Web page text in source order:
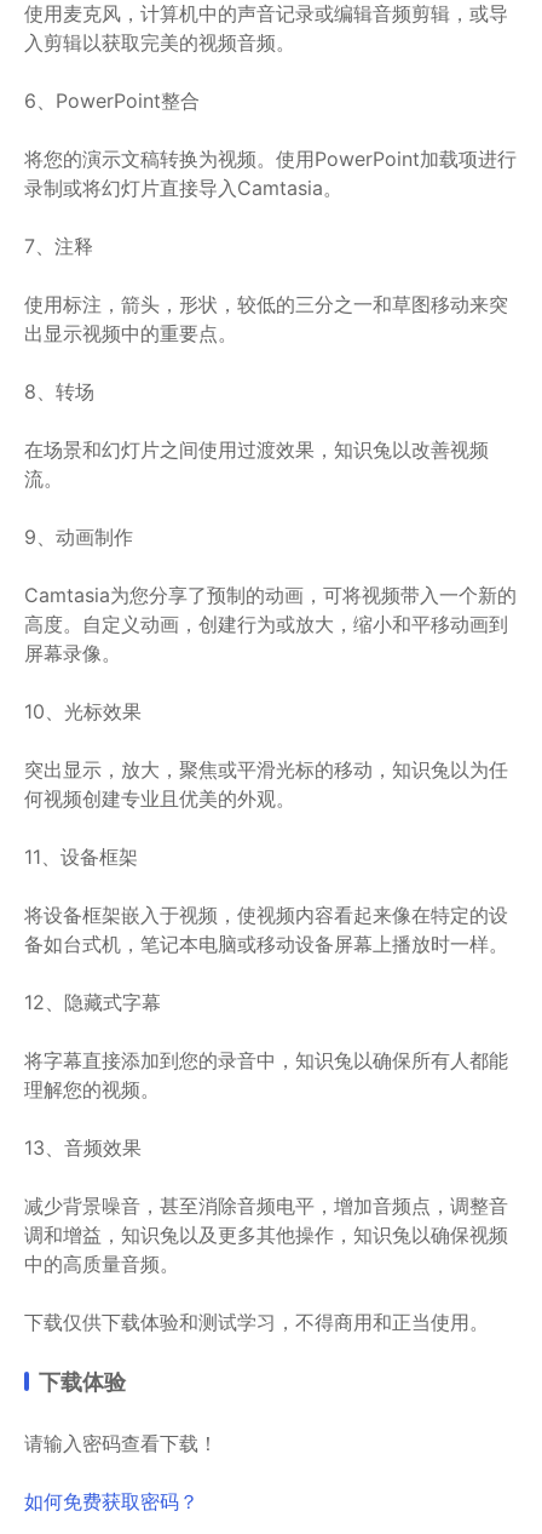
使用麦克风，计算机中的声音记录或编辑音频剪辑，或导
入剪辑以获取完美的视频音频。
6、PowerPoint整合
将您的演示文稿转换为视频。使用PowerPoint加载项进行
录制或将幻灯片直接导入Camtasia。
7、注释
使用标注，箭头，形状，较低的三分之一和草图移动来突
出显示视频中的重要点。
8、转场
在场景和幻灯片之间使用过渡效果，知识兔以改善视频
流。
9、动画制作
Camtasia为您分享了预制的动画，可将视频带入一个新的
高度。自定义动画，创建行为或放大，缩小和平移动画到
屏幕录像。
10、光标效果
突出显示，放大，聚焦或平滑光标的移动，知识兔以为任
何视频创建专业且优美的外观。
11、设备框架
将设备框架嵌入于视频，使视频内容看起来像在特定的设
备如台式机，笔记本电脑或移动设备屏幕上播放时一样。
12、隐藏式字幕
将字幕直接添加到您的录音中，知识兔以确保所有人都能
理解您的视频。
13、音频效果
减少背景噪音，甚至消除音频电平，增加音频点，调整音
调和增益，知识兔以及更多其他操作，知识兔以确保视频
中的高质量音频。
下载仅供下载体验和测试学习，不得商用和正当使用。
下载体验
请输入密码查看下载！
如何免费获取密码？